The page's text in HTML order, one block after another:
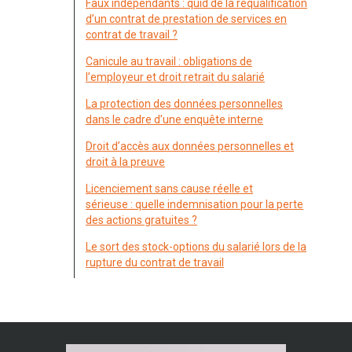
Faux indépendants : quid de la requalification
d’un contrat de prestation de services en
contrat de travail ?
Canicule au travail : obligations de
l’employeur et droit retrait du salarié
La protection des données personnelles
dans le cadre d’une enquête interne
Droit d’accès aux données personnelles et
droit à la preuve
Licenciement sans cause réelle et
sérieuse : quelle indemnisation pour la perte
des actions gratuites ?
Le sort des stock-options du salarié lors de la
rupture du contrat de travail